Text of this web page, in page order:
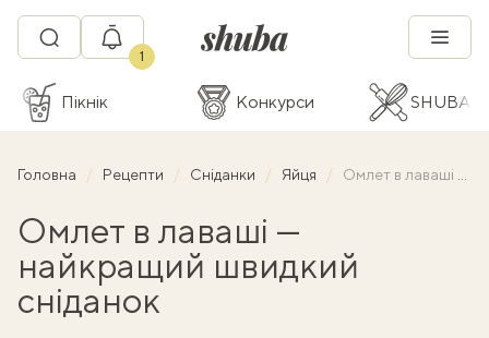
1
Пікнік Конкурси SHUBA
Головна Рецепти Сніданки Яйця Омлет в лаваші — найкращий швидкий сніданок
Омлет в лаваші —
найкращий швидкий
сніданок